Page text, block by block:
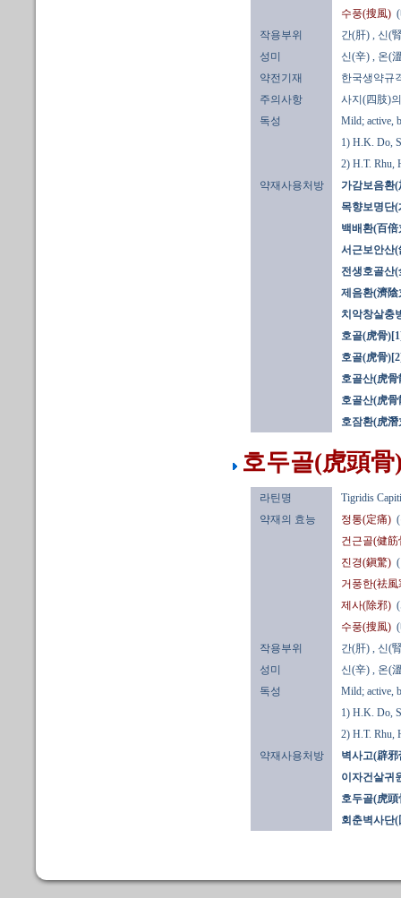
수풍(搜風)
작용부위
간(肝) , 신(
성미
신(辛) , 온(
약전기재
한국생약규
주의사항
사지(四肢)
독성
Mild; active,
1) H.K. Do,
2) H.T. Rhu,
약재사용처방
가감보음환
목향보명단
백배환(百倍
서근보안산
전생호골산
제음환(濟陰
치악창살충
호골(虎骨
호골(虎骨
호골산(虎
호골산(虎
호잠환(虎潛
호두골(虎頭
라틴명
Tigridis
약재의 효능
정통(定痛)
건근골(健筋
진경(鎭驚)
거풍한(祛風
제사(除邪)
수풍(搜風)
작용부위
간(肝) , 신(
성미
신(辛) , 온(
독성
Mild; active,
1) H.K. Do,
2) H.T. Rhu,
약재사용처방
벽사고(辟邪
이자건살귀
호두골(虎頭
회춘벽사단